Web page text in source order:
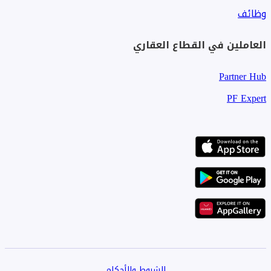
وظائف
العاملين في القطاع العقاري
Partner Hub
PF Expert